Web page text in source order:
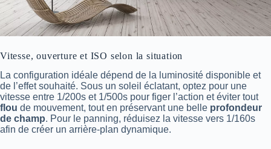
Vitesse, ouverture et ISO selon la situation
La configuration idéale dépend de la luminosité disponible et
de l’effet souhaité. Sous un soleil éclatant, optez pour une
vitesse entre 1/200s et 1/500s pour figer l’action et éviter tout
flou de mouvement, tout en préservant une belle profondeur
de champ. Pour le panning, réduisez la vitesse vers 1/160s
afin de créer un arrière-plan dynamique.